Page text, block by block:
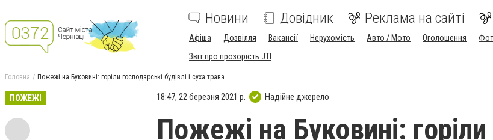
Новини Довідник Реклама на сайті
Афіша Дозвілля Вакансії Нерухомість Авто / Мото Оголошення
Звіт про прозорість JTI
Головна Пожежі на Буковині: горіли господарські будівлі і суха трава
ПОЖЕЖІ 18:47, 22 березня 2021 р. Надійне джерело
Пожежі на Буковині: горіли